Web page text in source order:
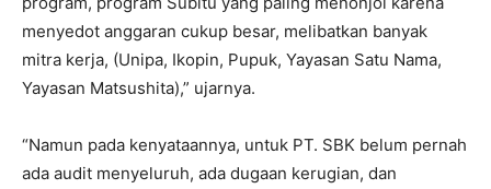
menyedot anggaran cukup besar, melibatkan banyak
mitra kerja, (Unipa, Ikopin, Pupuk, Yayasan Satu Nama,
Yayasan Matsushita),” ujarnya.
“Namun pada kenyataannya, untuk PT. SBK belum pernah
ada audit menyeluruh, ada dugaan kerugian, dan